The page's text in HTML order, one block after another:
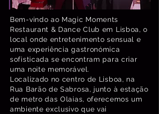
Bem-vindo ao Magic Moments
Restaurant & Dance Club em Lisboa, o
local onde entretenimento sensual e
uma experiência gastronómica
sofisticada se encontram para criar
uma noite memorável.
Localizado no centro de Lisboa, na
Rua Barão de Sabrosa, junto à estação
de metro das Olaias, oferecemos um
ambiente exclusivo que vai